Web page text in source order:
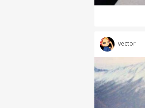
vector